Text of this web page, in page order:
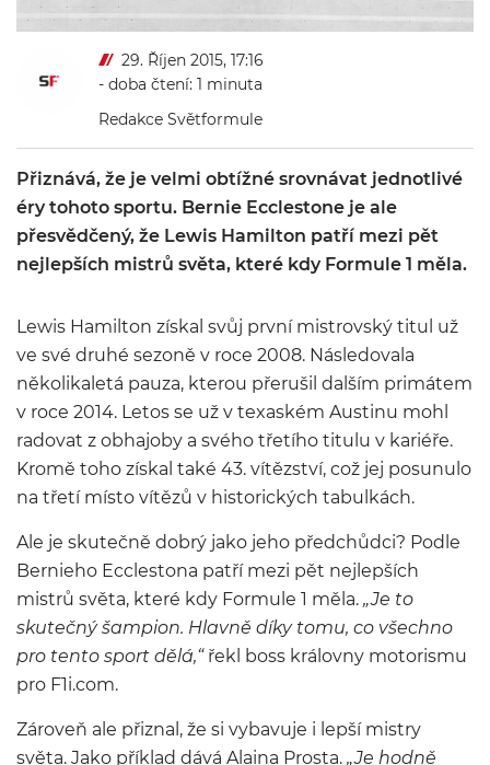
29. Říjen 2015, 17:16
- doba čtení: 1 minuta
Redakce Světformule
Přiznává, že je velmi obtížné srovnávat jednotlivé
éry tohoto sportu. Bernie Ecclestone je ale
přesvědčený, že Lewis Hamilton patří mezi pět
nejlepších mistrů světa, které kdy Formule 1 měla.
Lewis Hamilton získal svůj první mistrovský titul už
ve své druhé sezoně v roce 2008. Následovala
několikaletá pauza, kterou přerušil dalším primátem
v roce 2014. Letos se už v texaském Austinu mohl
radovat z obhajoby a svého třetího titulu v kariéře.
Kromě toho získal také 43. vítězství, což jej posunulo
na třetí místo vítězů v historických tabulkách.
Ale je skutečně dobrý jako jeho předchůdci? Podle
Bernieho Ecclestona patří mezi pět nejlepších
mistrů světa, které kdy Formule 1 měla. „Je to
skutečný šampion. Hlavně díky tomu, co všechno
pro tento sport dělá,“řekl boss královny motorismu
pro F1i.com.
Zároveň ale přiznal, že si vybavuje i lepší mistry
světa. Jako příklad dává Alaina Prosta. „Je hodně